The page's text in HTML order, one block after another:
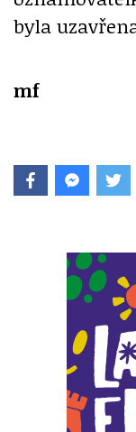
byla
mf